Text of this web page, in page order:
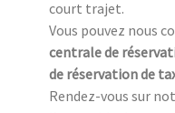
court trajet.
Vous pouvez nous
centrale de
de réservation de
Rendez-vous sur